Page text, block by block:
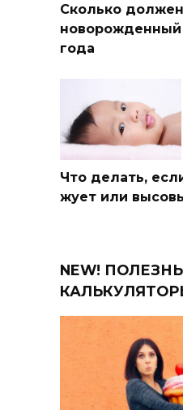
Сколько
года
Что делать,
жует или
NEW!